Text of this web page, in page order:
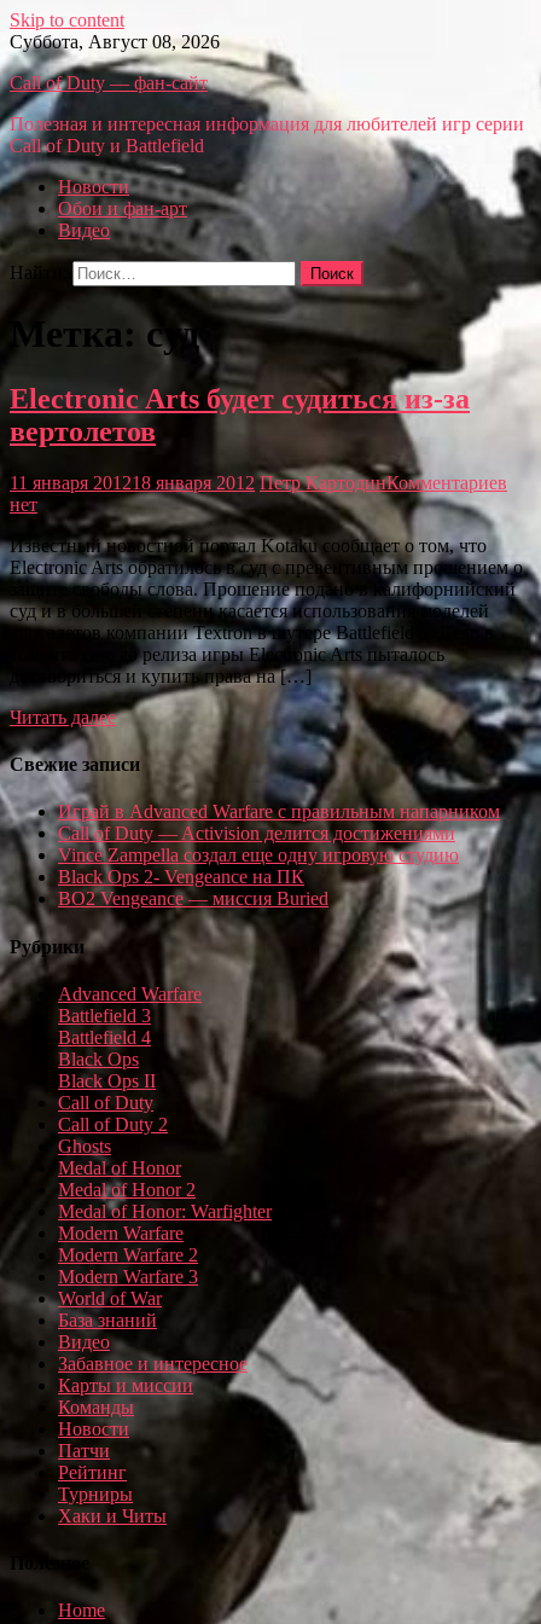
Skip to content
Суббота, Август 08, 2026
Call of Duty — фан-сайт
Полезная и интересная информация для любителей игр серии
Call of Duty и Battlefield
Новости
Обои и фан-арт
Видео
Найти:
Метка: суд
Electronic Arts будет судиться из-за
вертолетов
11 января 201218 января 2012 Петр КартодинКомментариев
нет
Известный новостной портал Kotaku сообщает о том, что
Electronic Arts обратилось в суд с превентивным прошением о
защите свободы слова. Прошение подано в калифорнийский
суд и в большей степени касается использования моделей
вертолетов компании Textron в шутере Battlefield 3. Дело в
том, что еще до релиза игры Electronic Arts пыталось
договориться и купить права на […]
Читать далее
Свежие записи
Играй в Advanced Warfare с правильным напарником
Call of Duty — Activision делится достижениями
Vince Zampella создал еще одну игровую студию
Black Ops 2- Vengeance на ПК
BO2 Vengeance — миссия Buried
Рубрики
Advanced Warfare
Battlefield 3
Battlefield 4
Black Ops
Black Ops II
Call of Duty
Call of Duty 2
Ghosts
Medal of Honor
Medal of Honor 2
Medal of Honor: Warfighter
Modern Warfare
Modern Warfare 2
Modern Warfare 3
World of War
База знаний
Видео
Забавное и интересное
Карты и миссии
Команды
Новости
Патчи
Рейтинг
Турниры
Хаки и Читы
Полезное
Home